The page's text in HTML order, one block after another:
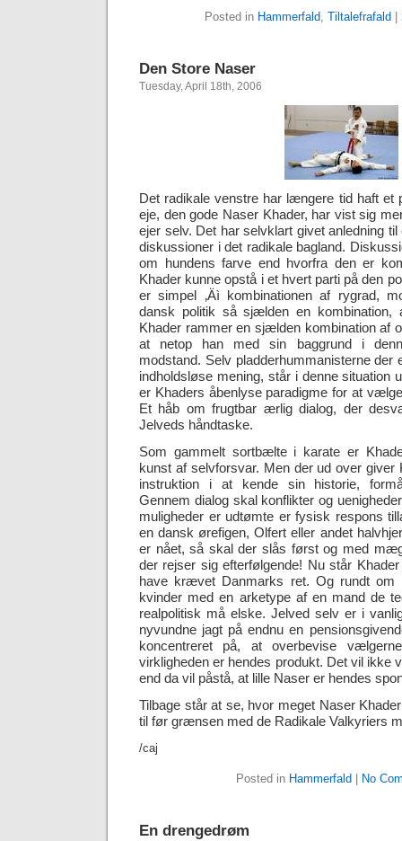
Posted in Hammerfald, Tiltalefrafald
Den Store Naser
Tuesday, April 18th, 2006
Det radikale venstre har længere tid haft et
eje, den gode Naser Khader, har vist sig
ejer selv. Det har selvklart givet anledning
diskussioner i det radikale bagland.
om hundens farve end hvorfra den er
Khader kunne opstå i et hvert parti på den
er simpel ‚Äì kombinationen af rygrad,
dansk politik så sjælden en kombination,
Khader rammer en sjælden kombination af
at netop han med sin baggrund i
modstand. Selv pladderhummanisterne der
indholdsløse mening, står i denne situation
er Khaders åbenlyse paradigme for at
Et håb om frugtbar ærlig dialog, der
Jelveds håndtaske.
Som gammelt sortbælte i karate er
kunst af selvforsvar. Men der ud over giver
instruktion i at kende sin historie,
Gennem dialog skal konflikter og
muligheder er udtømte er fysisk respons
en dansk ørefigen, Olfert eller andet
er nået, så skal der slås først og med
der rejser sig efterfølgende! Nu står
have krævet Danmarks ret. Og rundt om
kvinder med en arketype af en mand de
realpolitisk må elske. Jelved selv er i
nyvundne jagt på endnu en
koncentreret på, at overbevise
virkligheden er hendes produkt. Det vil ikke
end da vil påstå, at lille Naser er hendes
Tilbage står at se, hvor meget Naser
til før grænsen med de Radikale Valkyriers
/caj
Posted in Hammerfald No
En drengedrøm